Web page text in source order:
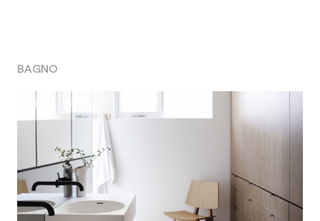
BAGNO